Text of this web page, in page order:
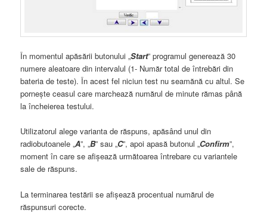
În momentul apăsării butonului „Start” programul generează 30
numere aleatoare din intervalul (1- Număr total de întrebări din
bateria de teste). În acest fel niciun test nu seamănă cu altul. Se
pornește ceasul care marchează numărul de minute rămas până
la încheierea testului.
Utilizatorul alege varianta de răspuns, apăsând unul din
radiobutoanele „A”, „B” sau „C”, apoi apasă butonul „Confirm”,
moment în care se afișează următoarea întrebare cu variantele
sale de răspuns.
La terminarea testării se afișează procentual numărul de
răspunsuri corecte.